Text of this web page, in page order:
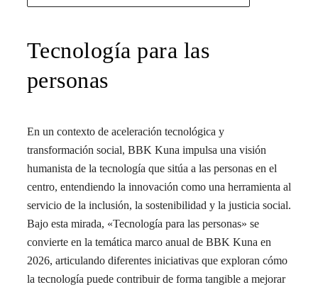
Tecnología para las
personas
En un contexto de aceleración tecnológica y
transformación social, BBK Kuna impulsa una visión
humanista de la tecnología que sitúa a las personas en el
centro, entendiendo la innovación como una herramienta al
servicio de la inclusión, la sostenibilidad y la justicia social.
Bajo esta mirada, «Tecnología para las personas» se
convierte en la temática marco anual de BBK Kuna en
2026, articulando diferentes iniciativas que exploran cómo
la tecnología puede contribuir de forma tangible a mejorar